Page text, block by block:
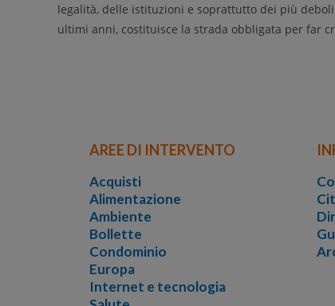
legalità, delle istituzioni e soprattutto dei più deboli
ultimi anni, costituisce la strada obbligata per far
AREE DI INTERVENTO
Acquisti
Alimentazione
Ambiente
Bollette
Condominio
Europa
Internet e tecnologia